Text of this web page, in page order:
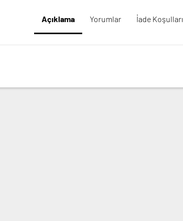
Açıklama Yorumlar İade Koşulları